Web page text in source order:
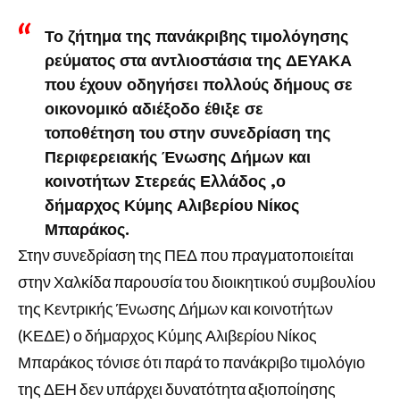
Το ζήτημα της πανάκριβης τιμολόγησης
ρεύματος στα αντλιοστάσια της ΔΕΥΑΚΑ
που έχουν οδηγήσει πολλούς δήμους σε
οικονομικό αδιέξοδο έθιξε σε
τοποθέτηση του στην συνεδρίαση της
Περιφερειακής Ένωσης Δήμων και
κοινοτήτων Στερεάς Ελλάδος ,ο
δήμαρχος Κύμης Αλιβερίου Νίκος
Μπαράκος.
Στην συνεδρίαση της ΠΕΔ που πραγματοποιείται
στην Χαλκίδα παρουσία του διοικητικού συμβουλίου
της Κεντρικής Ένωσης Δήμων και κοινοτήτων
(ΚΕΔΕ) ο δήμαρχος Κύμης Αλιβερίου Νίκος
Μπαράκος τόνισε ότι παρά τοπανάκριβο τιμολόγιο
της ΔΕΗ δεν υπάρχει δυνατότητα αξιοποίησης